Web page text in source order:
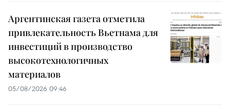
Аргентинская газета отметила
привлекательность Вьетнама для
инвестиций в производство
высокотехнологичных
материалов
05/08/2026 09:46